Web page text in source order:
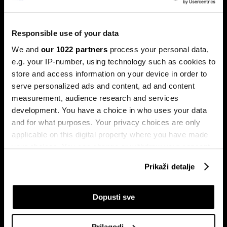
Responsible use of your data
We and our 1022 partners process your personal data,
e.g. your IP-number, using technology such as cookies to
store and access information on your device in order to
serve personalized ads and content, ad and content
measurement, audience research and services
development. You have a choice in who uses your data
and for what purposes. Your privacy choices are only
applicable on this digital property where you have made
your choices. You can change or withdraw your consent
If you allow, we would also like to:
Collect information about your geographical
Prikaži detalje
Dopusti sve
ulagača kao najveći neprijatelj
Povijesni podaci pokazuju da su lipanj i srpanj mjeseci s
najmanjom volatilnošću na burzama.
regionalni prvaci nižu rekorde